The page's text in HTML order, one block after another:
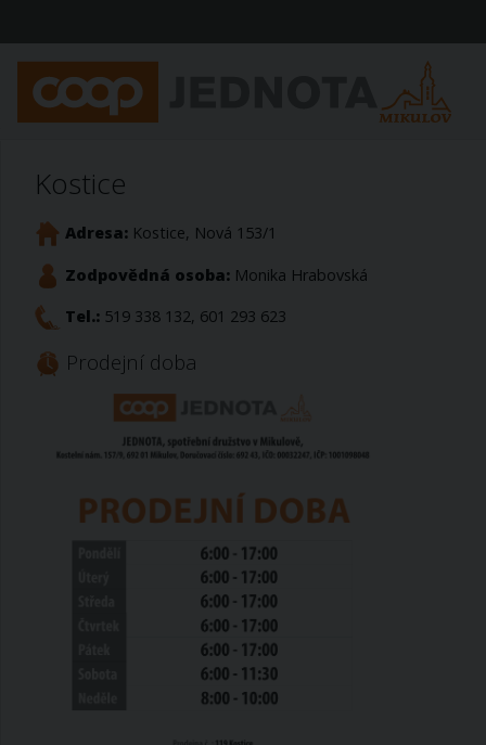
Kostice
Adresa: Kostice, Nová 153/1
Zodpovědná osoba: Monika Hrabovská
Tel.: 519 338 132, 601 293 623
Prodejní doba